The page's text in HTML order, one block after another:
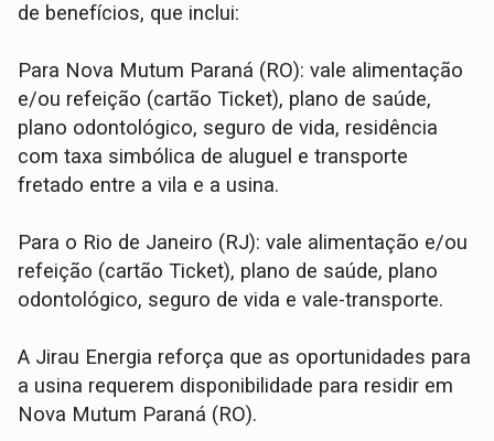
de benefícios, que inclui:
Para Nova Mutum Paraná (RO): vale alimentação
e/ou refeição (cartão Ticket), plano de saúde,
plano odontológico, seguro de vida, residência
com taxa simbólica de aluguel e transporte
fretado entre a vila e a usina.
Para o Rio de Janeiro (RJ): vale alimentação e/ou
refeição (cartão Ticket), plano de saúde, plano
odontológico, seguro de vida e vale-transporte.
A Jirau Energia reforça que as oportunidades para
a usina requerem disponibilidade para residir em
Nova Mutum Paraná (RO).